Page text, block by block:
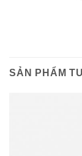
SẢN PHẨM